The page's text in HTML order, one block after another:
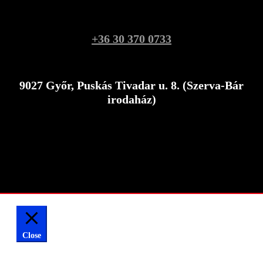
+36 30 370 0733
9027 Győr, Puskás Tivadar u. 8. (Szerva-Bár
irodaház)
Close